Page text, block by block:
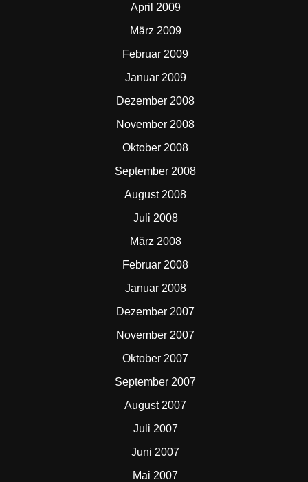
April 2009
März 2009
Februar 2009
Januar 2009
Dezember 2008
November 2008
Oktober 2008
September 2008
August 2008
Juli 2008
März 2008
Februar 2008
Januar 2008
Dezember 2007
November 2007
Oktober 2007
September 2007
August 2007
Juli 2007
Juni 2007
Mai 2007